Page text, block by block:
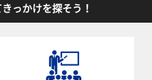
っかけを探そう！